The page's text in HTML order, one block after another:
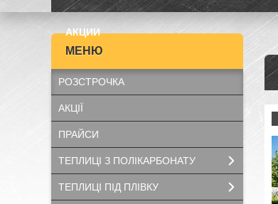
АКЦИИ
РОЗСТРОЧКА
АКЦІЇ
ПРАЙСИ
ТЕПЛИЦІ З ПОЛІКАРБОНАТУ
ТЕПЛИЦІ ПІД ПЛІВКУ